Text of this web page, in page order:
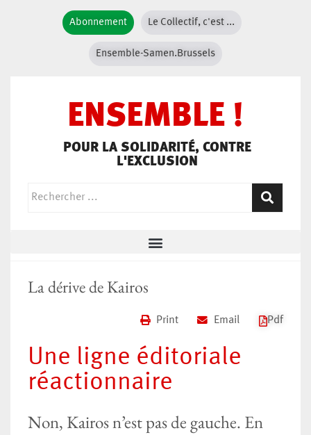
Abonnement Le Collectif, c'est ...
Ensemble-Samen.Brussels
ENSEMBLE !
POUR LA SOLIDARITÉ, CONTRE
L'EXCLUSION
La dérive de Kairos
Print Email Pdf
Une ligne éditoriale
réactionnaire
Non, Kairos n’est pas de gauche. En